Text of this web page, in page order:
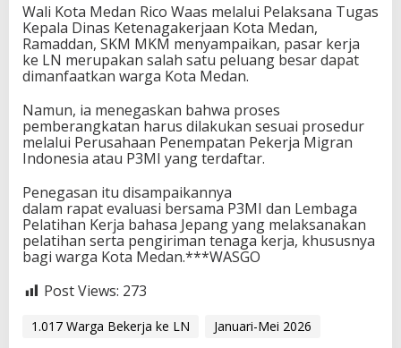
Wali Kota Medan Rico Waas melalui Pelaksana Tugas
Kepala Dinas Ketenagakerjaan Kota Medan,
Ramaddan, SKM MKM menyampaikan, pasar kerja
ke LN merupakan salah satu peluang besar dapat
dimanfaatkan warga Kota Medan.
Namun, ia menegaskan bahwa proses
pemberangkatan harus dilakukan sesuai prosedur
melalui Perusahaan Penempatan Pekerja Migran
Indonesia atau P3MI yang terdaftar.
Penegasan itu disampaikannya
dalam rapat evaluasi bersama P3MI dan Lembaga
Pelatihan Kerja bahasa Jepang yang melaksanakan
pelatihan serta pengiriman tenaga kerja, khususnya
bagi warga Kota Medan.***WASGO
Post Views: 273
1.017 Warga Bekerja ke LN Januari-Mei 2026